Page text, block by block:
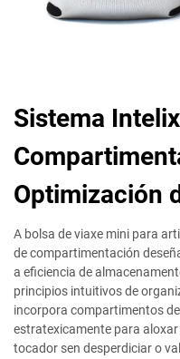
Sistema
Optimización
A bolsa de viaxe mini para
de compartimentación
a eficiencia de
principios intuitivos de
incorpora compartimentos
estratexicamente para
tocador sen desperdiciar o